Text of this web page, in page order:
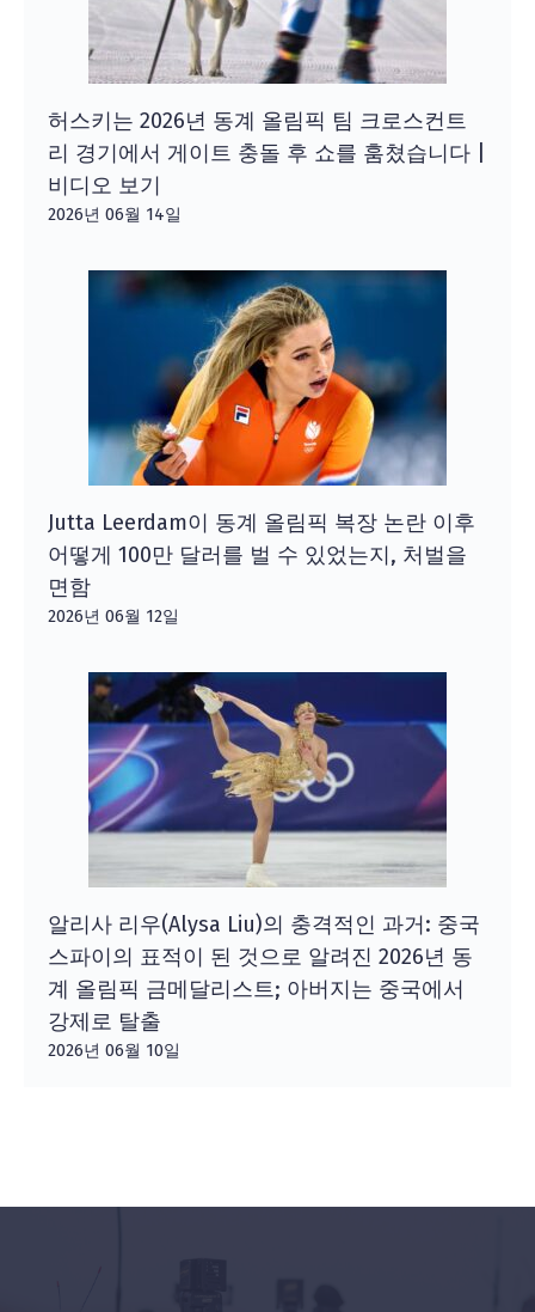
허스키는 2026년 동계 올림픽 팀 크로스컨트
리 경기에서 게이트 충돌 후 쇼를 훔쳤습니다 |
비디오 보기
2026년 06월 14일
Jutta Leerdam이 동계 올림픽 복장 논란 이후
어떻게 100만 달러를 벌 수 있었는지, 처벌을
면함
2026년 06월 12일
알리사 리우(Alysa Liu)의 충격적인 과거: 중국
스파이의 표적이 된 것으로 알려진 2026년 동
계 올림픽 금메달리스트; 아버지는 중국에서
강제로 탈출
2026년 06월 10일